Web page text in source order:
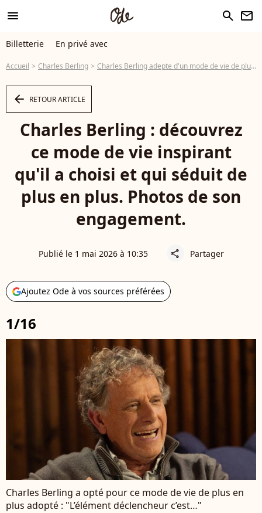
menu search newsletter
Billetterie En privé avec
Accueil Charles Berling Charles Berling adepte d'un mode de vie de plus en plus adopté : "L’élément déclencheur c’est…"
arrow_left RETOUR ARTICLE
Charles Berling : découvrez
ce mode de vie inspirant
qu'il a choisi et qui séduit de
plus en plus. Photos de son
engagement.
Publié le 1 mai 2026 à 10:35 share Partager
Ajoutez Ode à vos sources préférées
1/16
Charles Berling a opté pour ce mode de vie de plus en
plus adopté : "L’élément déclencheur c’est…"